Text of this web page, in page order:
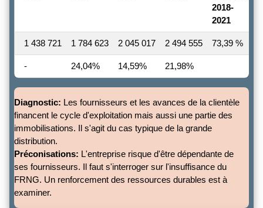
2018-
2021
1 438 721 1 784 623 2 045 017 2 494 555 73,39 %
- 24,04% 14,59% 21,98%
Diagnostic: Les fournisseurs et les avances de la clientèle
financent le cycle d'exploitation mais aussi une partie des
immobilisations. Il s'agit du cas typique de la grande
distribution.
Préconisations: L'entreprise risque d'être dépendante de
ses fournisseurs. Il faut s'interroger sur l'insuffisance du
FRNG. Un renforcement des ressources durables est à
examiner.